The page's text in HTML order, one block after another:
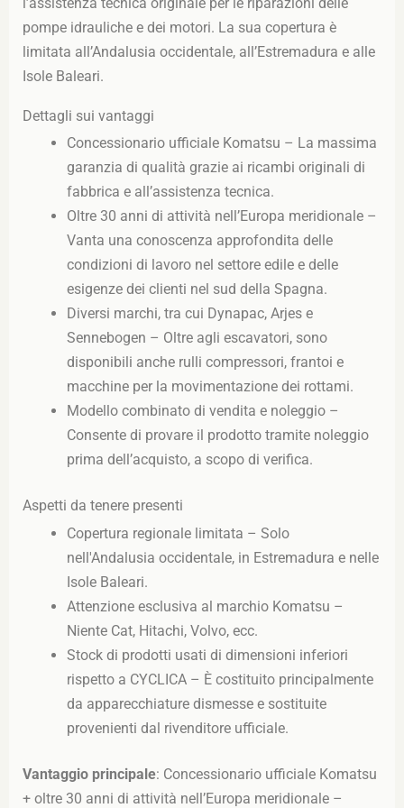
pompe idrauliche e dei motori. La sua copertura è
limitata all’Andalusia occidentale, all’Estremadura e alle
Isole Baleari.
Dettagli sui vantaggi
Concessionario ufficiale Komatsu – La massima
garanzia di qualità grazie ai ricambi originali di
fabbrica e all’assistenza tecnica.
Oltre 30 anni di attività nell’Europa meridionale –
Vanta una conoscenza approfondita delle
condizioni di lavoro nel settore edile e delle
esigenze dei clienti nel sud della Spagna.
Diversi marchi, tra cui Dynapac, Arjes e
Sennebogen – Oltre agli escavatori, sono
disponibili anche rulli compressori, frantoi e
macchine per la movimentazione dei rottami.
Modello combinato di vendita e noleggio –
Consente di provare il prodotto tramite noleggio
prima dell’acquisto, a scopo di verifica.
Aspetti da tenere presenti
Copertura regionale limitata – Solo
nell'Andalusia occidentale, in Estremadura e nelle
Isole Baleari.
Attenzione esclusiva al marchio Komatsu –
Niente Cat, Hitachi, Volvo, ecc.
Stock di prodotti usati di dimensioni inferiori
rispetto a CYCLICA – È costituito principalmente
da apparecchiature dismesse e sostituite
provenienti dal rivenditore ufficiale.
Vantaggio principale: Concessionario ufficiale Komatsu
+ oltre 30 anni di attività nell’Europa meridionale –